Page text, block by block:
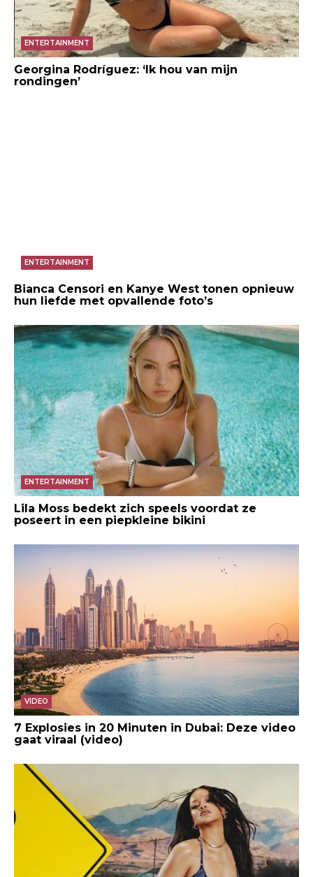
ENTERTAINMENT
Georgina Rodríguez: ‘Ik hou van mijn
rondingen’
ENTERTAINMENT
Bianca Censori en Kanye West tonen opnieuw
hun liefde met opvallende foto’s
ENTERTAINMENT
Lila Moss bedekt zich speels voordat ze
poseert in een piepkleine bikini
VIDEO
7 Explosies in 20 Minuten in Dubai: Deze video
gaat viraal (video)